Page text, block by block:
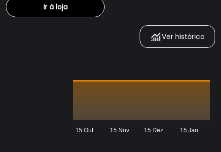
Ir à loja
Ver histórico
15 Out 15 Nov 15 Dez 15 Jan